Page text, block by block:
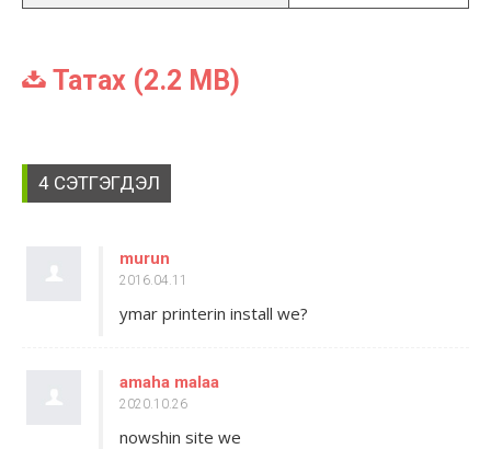
Татах (2.2 MB)
4 СЭТГЭГДЭЛ
murun
2016.04.11
ymar printerin install we?
amaha malaa
2020.10.26
nowshin site we